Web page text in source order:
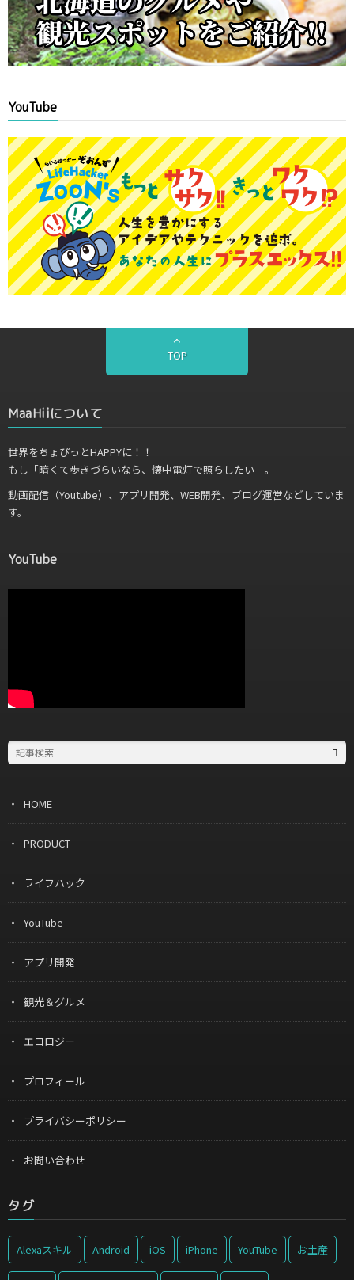
YouTube
TOP
MaaHiiについて
世界をちょぴっとHAPPYに！！
もし「暗くて歩きづらいなら、懐中電灯で照らしたい」。
動画配信（Youtube）、アプリ開発、WEB開発、ブログ運営などしていま
す。
YouTube
HOME
PRODUCT
ライフハック
YouTube
アプリ開発
観光＆グルメ
エコロジー
プロフィール
プライバシーポリシー
お問い合わせ
タグ
Alexaスキル Android iOS iPhone YouTube お土産